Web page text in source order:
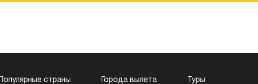
Популярные страны Города вылета Туры